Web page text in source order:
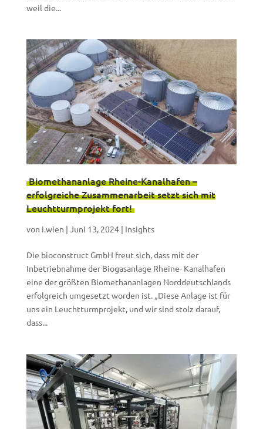
weil die...
Biomethananlage Rheine-Kanalhafen –
erfolgreiche Zusammenarbeit setzt sich mit
Leuchtturmprojekt fort!
von i.wien | Juni 13, 2024| Insights
Die bioconstruct GmbH freut sich, dass mit der
Inbetriebnahme der Biogasanlage Rheine- Kanalhafen
eine der größten Biomethananlagen Norddeutschlands
erfolgreich umgesetzt worden ist. „Diese Anlage ist für
uns ein Leuchtturmprojekt, und wir sind stolz darauf,
dass...